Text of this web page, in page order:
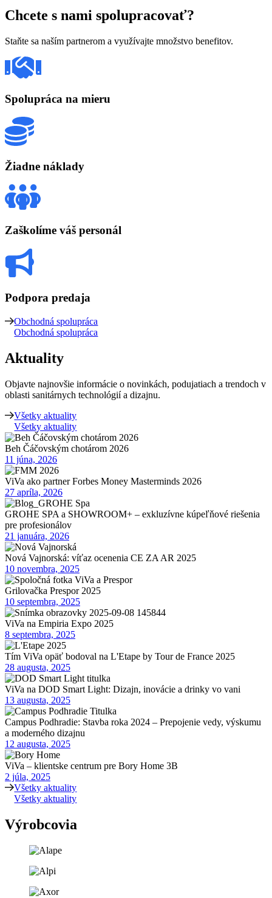
Chcete s nami spolupracovať?
Staňte sa naším partnerom a využívajte množstvo benefitov.
Spolupráca na mieru
Žiadne náklady
Zaškolíme váš personál
Podpora predaja
Obchodná spolupráca
Obchodná spolupráca
Aktuality
Objavte najnovšie informácie o novinkách, podujatiach a trendoch v
oblasti sanitárnych technológií a dizajnu.
Všetky aktuality
Všetky aktuality
Beh Čáčovským chotárom 2026
11 júna, 2026
ViVa ako partner Forbes Money Masterminds 2026
27 apríla, 2026
GROHE SPA a SHOWROOM+ – exkluzívne kúpeľňové riešenia
pre profesionálov
21 januára, 2026
Nová Vajnorská: víťaz ocenenia CE ZA AR 2025
10 novembra, 2025
Grilovačka Prespor 2025
10 septembra, 2025
ViVa na Empiria Expo 2025
8 septembra, 2025
Tím ViVa opäť bodoval na L'Etape by Tour de France 2025
28 augusta, 2025
ViVa na DOD Smart Light: Dizajn, inovácie a drinky vo vani
13 augusta, 2025
Campus Podhradie: Stavba roka 2024 – Prepojenie vedy, výskumu
a moderného dizajnu
12 augusta, 2025
ViVa – klientske centrum pre Bory Home 3B
2 júla, 2025
Všetky aktuality
Všetky aktuality
Výrobcovia